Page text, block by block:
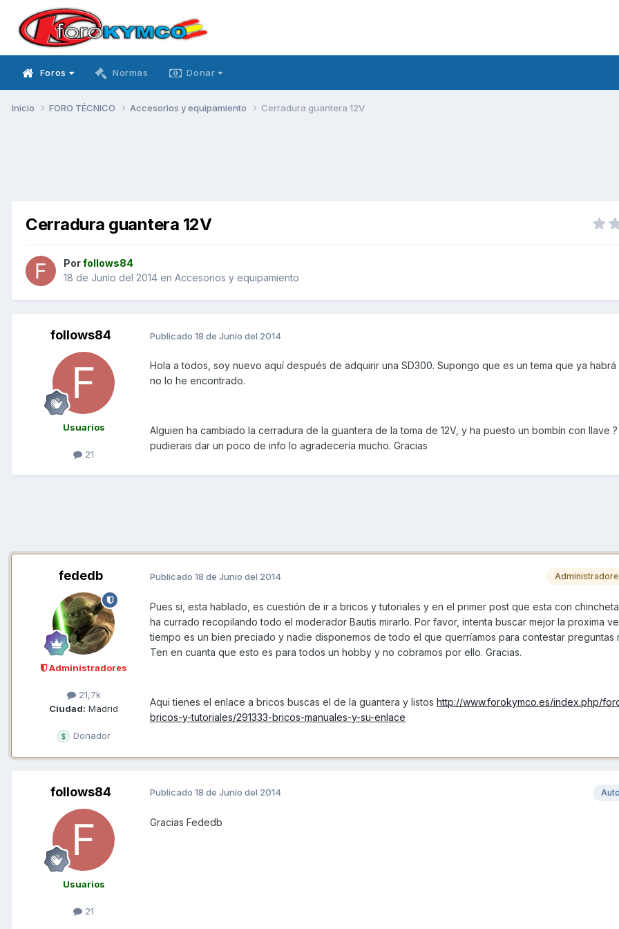
Foros Normas Donar
Inicio FORO TÉCNICO Accesorios y equipamiento Cerradura guantera 12V
Cerradura guantera 12V
Porfollows84
18 de Junio del 2014 en Accesorios y equipamiento
follows84
Usuarios
21
Publicado 18 de Junio del 2014
Hola a todos, soy nuevo aquí después de adquirir una SD300. Supongo que es un tema que ya
no lo he encontrado.
Alguien ha cambiado la cerradura de la guantera de la toma de 12V, y ha puesto un bombín con llave ?
pudierais dar un poco de info lo agradecería mucho. Gracias
fededb
Administradores
21,7k
Ciudad: Madrid
Donador
Publicado 18 de Junio del 2014
Pues si, esta hablado, es cuestión de ir a bricos y tutoriales y en el primer post que esta con
ha currado recopilando todo el moderador Bautis mirarlo. Por favor, intenta buscar mejor la proxima
tiempo es un bien preciado y nadie disponemos de todo el que querríamos para contestar preguntas
Ten en cuanta que esto es para todos un hobby y no cobramos por ello. Gracias.
Aqui tienes el enlace a bricos buscas el de la guantera y listos http://www.forokymco.es/index.php/
bricos-y-tutoriales/291333-bricos-manuales-y-su-enlace
follows84
Usuarios
21
Publicado 18 de Junio del 2014
Gracias Fededb